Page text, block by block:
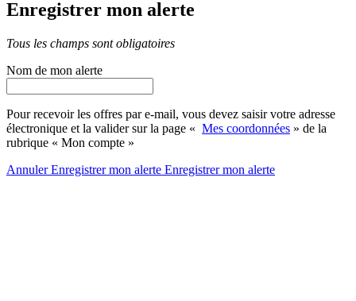
Enregistrer mon alerte
Tous les champs sont obligatoires
Nom de mon alerte
Pour recevoir les offres par e-mail, vous devez saisir votre adresse
électronique et la valider sur la page « Mes coordonnées » de la
rubrique « Mon compte »
AnnulerEnregistrer mon alerte Enregistrermon alerte